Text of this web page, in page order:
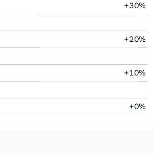
+30%
+20%
+10%
+0%